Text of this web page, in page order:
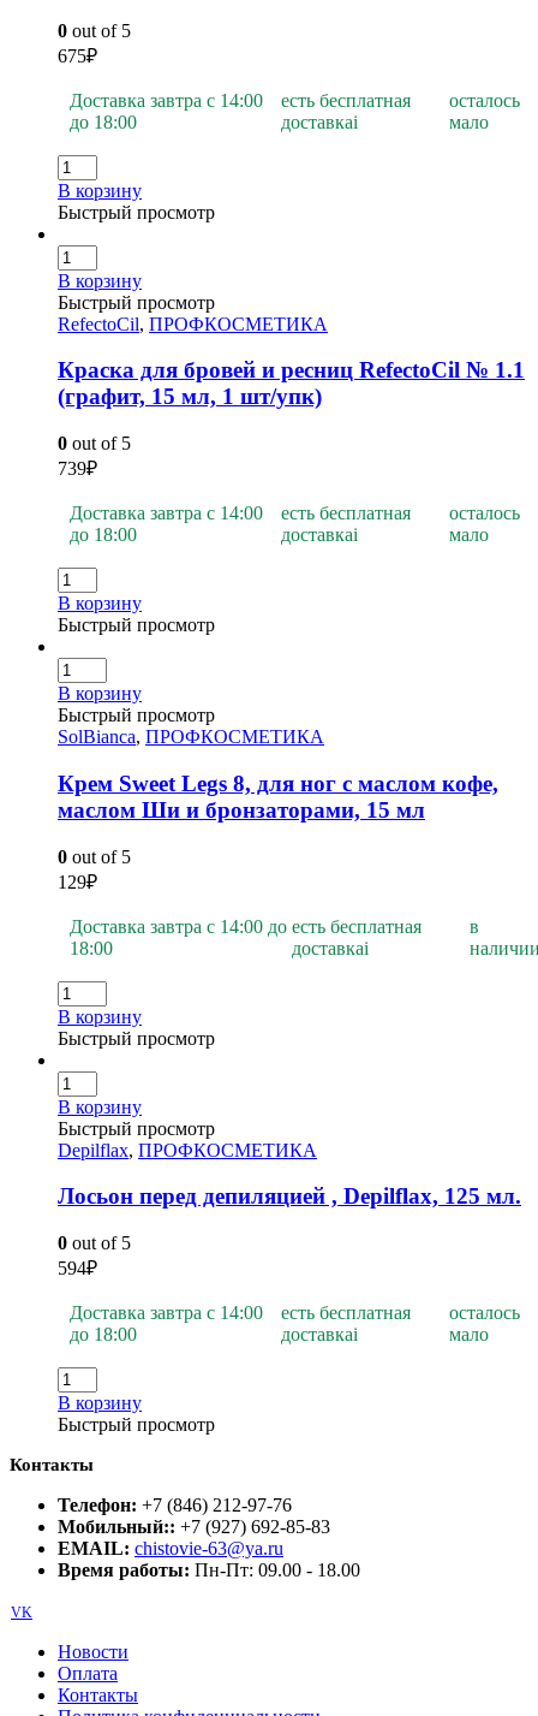
0 out of 5
675₽
Доставка завтра с 14:00
до 18:00
есть бесплатная
доставкаi
осталось
мало
В корзину
Быстрый просмотр
В корзину
Быстрый просмотр
RefectoCil, ПРОФКОСМЕТИКА
Краска для бровей и ресниц RefectoCil № 1.1
(графит, 15 мл, 1 шт/упк)
0 out of 5
739₽
Доставка завтра с 14:00
до 18:00
есть бесплатная
доставкаi
осталось
мало
В корзину
Быстрый просмотр
В корзину
Быстрый просмотр
SolBianca, ПРОФКОСМЕТИКА
Крем Sweet Legs 8, для ног с маслом кофе,
маслом Ши и бронзаторами, 15 мл
0 out of 5
129₽
Доставка завтра с 14:00 до
18:00
есть бесплатная
доставкаi
в
В корзину
Быстрый просмотр
В корзину
Быстрый просмотр
Depilflax, ПРОФКОСМЕТИКА
Лосьон перед депиляцией , Depilflах, 125 мл.
0 out of 5
594₽
Доставка завтра с 14:00
до 18:00
есть бесплатная
доставкаi
осталось
мало
В корзину
Быстрый просмотр
Контакты
Телефон: +7 (846) 212-97-76
Мобильный:: +7 (927) 692-85-83
EMAIL: chistovie-63@ya.ru
Время работы: Пн-Пт: 09.00 - 18.00
VK
Новости
Оплата
Контакты